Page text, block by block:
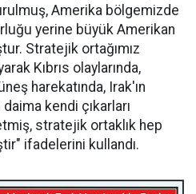
Amerika bölgemizde
yerine büyük Amerikan
Stratejik ortağımız
Kıbrıs olaylarında,
harekatında, Irak'ın
kendi çıkarları
stratejik ortaklık hep
ifadelerini kullandı.